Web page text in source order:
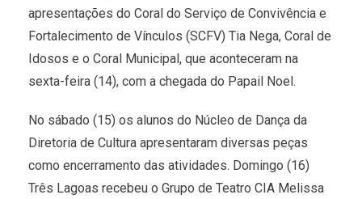
apresentações do Coral do Serviço de Convivência e
Fortalecimento de Vínculos (SCFV) Tia Nega, Coral de
Idosos e o Coral Municipal, que aconteceram na
sexta-feira (14), com a chegada do Papail Noel.
No sábado (15) os alunos do Núcleo de Dança da
Diretoria de Cultura apresentaram diversas peças
como encerramento das atividades. Domingo (16)
Três Lagoas recebeu o Grupo de Teatro CIA Melissa